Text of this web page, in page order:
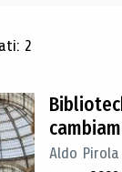
di
2
Aldo Pirola